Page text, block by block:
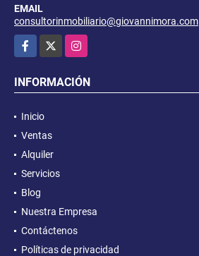
EMAIL
consultorinmobiliario@giovannimora.com
Facebook
Instagram
INFORMACIÓN
Inicio
Ventas
Alquiler
Servicios
Blog
Nuestra Empresa
Contáctenos
Políticas de privacidad